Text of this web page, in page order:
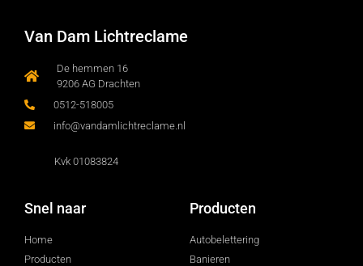
Van Dam Lichtreclame
De hemmen 16
9206 AG Drachten
0512-518005
info@vandamlichtreclame.nl
Kvk 01083824
Snel naar
Home
Producten
Producten
Autobelettering
Banieren